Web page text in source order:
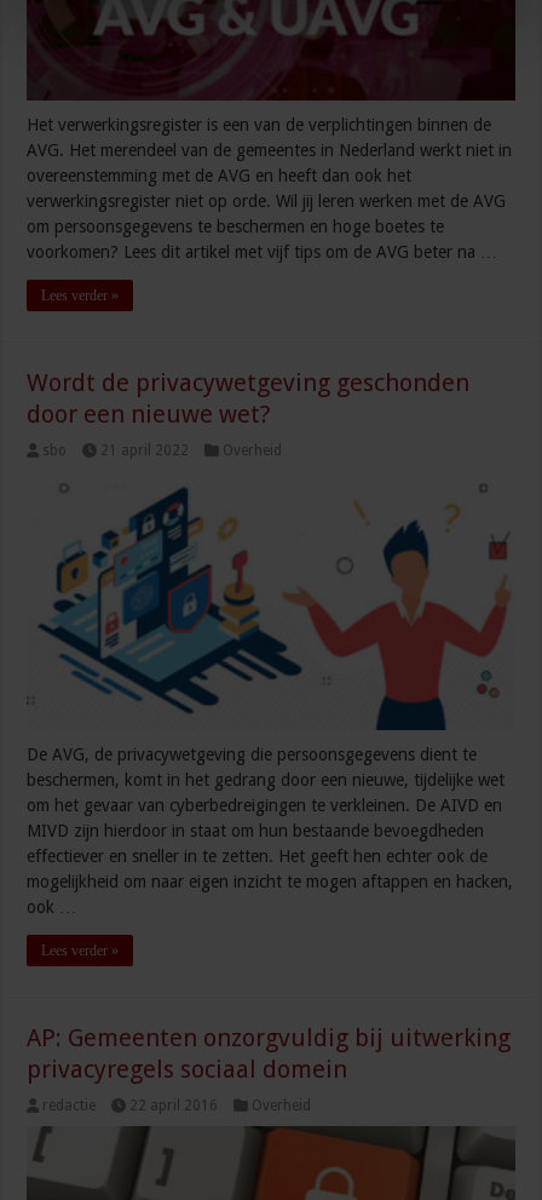
Het verwerkingsregister is een van de verplichtingen binnen de
AVG. Het merendeel van de gemeentes in Nederland werkt niet in
overeenstemming met de AVG en heeft dan ook het
verwerkingsregister niet op orde. Wil jij leren werken met de AVG
om persoonsgegevens te beschermen en hoge boetes te
voorkomen? Lees dit artikel met vijf tips om de AVG beter na …
Lees verder »
Wordt de privacywetgeving geschonden
door een nieuwe wet?
sbo 21 april 2022 Overheid
De AVG, de privacywetgeving die persoonsgegevens dient te
beschermen, komt in het gedrang door een nieuwe, tijdelijke wet
om het gevaar van cyberbedreigingen te verkleinen. De AIVD en
MIVD zijn hierdoor in staat om hun bestaande bevoegdheden
effectiever en sneller in te zetten. Het geeft hen echter ook de
mogelijkheid om naar eigen inzicht te mogen aftappen en hacken,
ook …
Lees verder »
AP: Gemeenten onzorgvuldig bij uitwerking
privacyregels sociaal domein
redactie 22 april 2016 Overheid